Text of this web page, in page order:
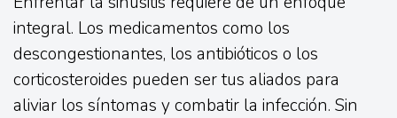
integral. Los medicamentos como los
descongestionantes, los antibióticos o los
corticosteroides pueden ser tus aliados para
aliviar los síntomas y combatir la infección. Sin